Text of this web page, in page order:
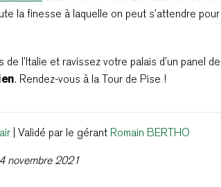
la finesse à laquelle on peut s’attendre
l’Italie et ravissez votre palais d’un panel
. Rendez-vous à la Tour de Pise !
| Validé par le gérant Romain BERTHO
novembre 2021